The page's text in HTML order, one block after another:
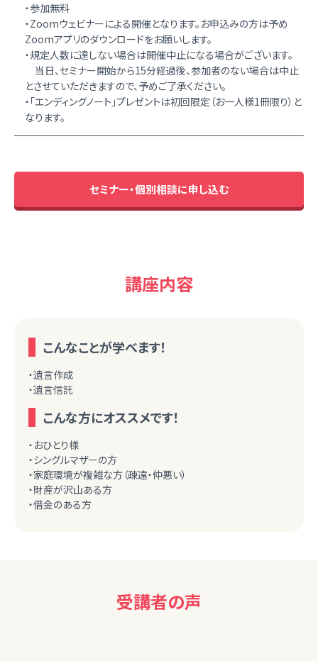
・参加無料
・Zoomウェビナーによる開催となります。お申込みの方は予め
Zoomアプリのダウンロードをお願いします。
・規定人数に達しない場合は開催中止になる場合がございます。
当日、セミナー開始から15分経過後、参加者のない場合は中止
とさせていただきますので、予めご了承ください。
・「エンディングノート」プレゼントは初回限定（お一人様1冊限り）と
なります。
セミナー・個別相談に申し込む
講座内容
こんなことが学べます！
・遺言作成
・遺言信託
こんな方にオススメです！
・おひとり様
・シングルマザーの方
・家庭環境が複雑な方（疎遠・仲悪い）
・財産が沢山ある方
・借金のある方
受講者の声